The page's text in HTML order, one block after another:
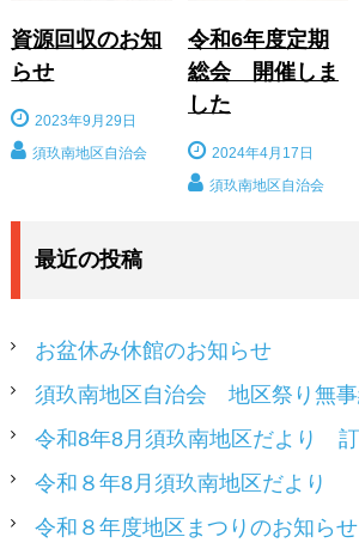
資源回収のお知
らせ
2023年9月29日
須玖南地区自治会
令和6年度定期
総会 開催しま
した
2024年4月17日
須玖南地区自治会
最近の投稿
お盆休み休館のお知らせ
須玖南地区自治会 地区祭り無事
令和8年8月須玖南地区だより
令和８年8月須玖南地区だより
令和８年度地区まつりのお知らせ